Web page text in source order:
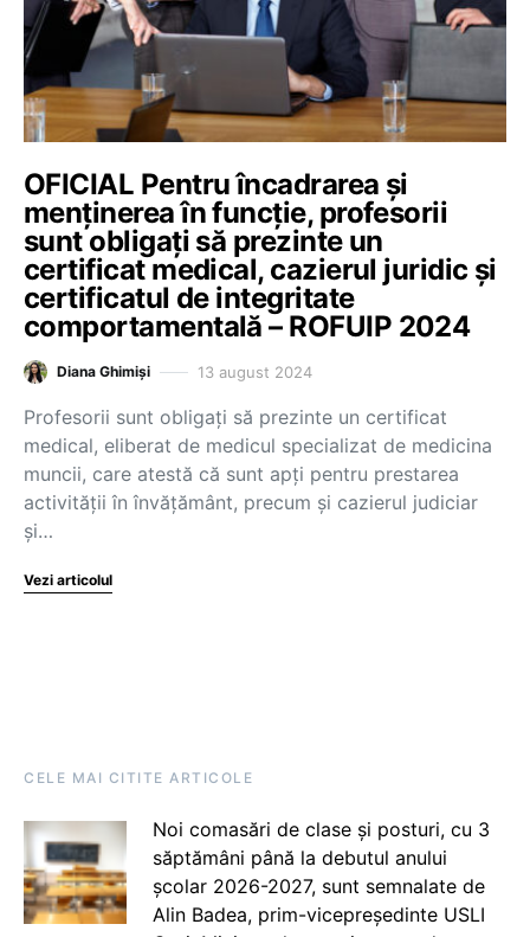
OFICIAL Pentru încadrarea și
menținerea în funcție, profesorii
sunt obligați să prezinte un
certificat medical, cazierul juridic și
certificatul de integritate
comportamentală – ROFUIP 2024
Diana Ghimiși 13 august 2024
Profesorii sunt obligați să prezinte un certificat
medical, eliberat de medicul specializat de medicina
muncii, care atestă că sunt apți pentru prestarea
activităţii în învățământ, precum și cazierul judiciar
și…
Vezi articolul
CELE MAI CITITE ARTICOLE
Noi comasări de clase și posturi, cu 3
săptămâni până la debutul anului
școlar 2026-2027, sunt semnalate de
Alin Badea, prim-vicepreședinte USLI